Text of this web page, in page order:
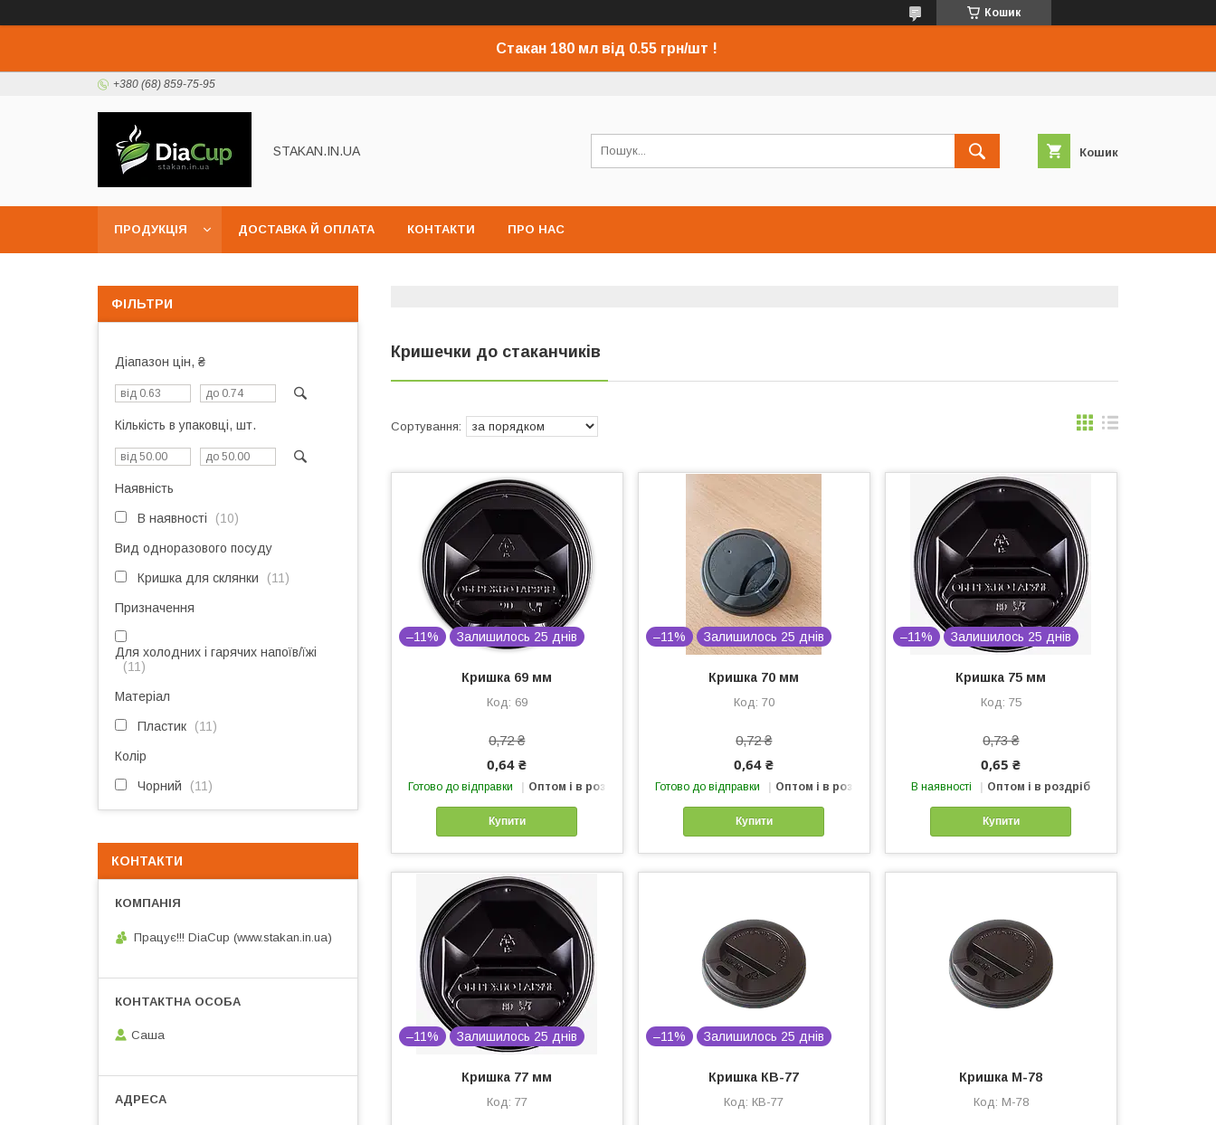
Кошик
Стакан 180 мл від 0.55 грн/шт !
+380 (68) 859-75-95
STAKAN.IN.UA Кошик
ПРОДУКЦІЯ ДОСТАВКА Й ОПЛАТА КОНТАКТИ ПРО НАС
Кришечки до стаканчиків
–11% Залишилось 25 днів
Кришка 69 мм
69
0,72 ₴
0,64 ₴
Готово до відправки Оптом і в роздріб
Купити
–11% Залишилось 25 днів
Кришка 70 мм
70
0,72 ₴
0,64 ₴
Готово до відправки Оптом і в роздріб
Купити
–11% Залишилось 25 днів
Кришка 75 мм
75
0,73 ₴
0,65 ₴
В наявності Оптом і в роздріб
Купити
–11% Залишилось 25 днів
Кришка 77 мм
77
–11% Залишилось 25 днів
Кришка КВ-77
КВ-77
Кришка М-78
М-78
ФІЛЬТРИ
Діапазон цін, ₴
Кількість в упаковці, шт.
Наявність
В наявності 10
Вид одноразового посуду
Кришка для склянки 11
Призначення
Для холодних і гарячих напоїв/їжі
11
Матеріал
Пластик 11
Колір
Чорний 11
КОНТАКТИ
Працує!!! DiaCup (www.stakan.in.ua)
Саша